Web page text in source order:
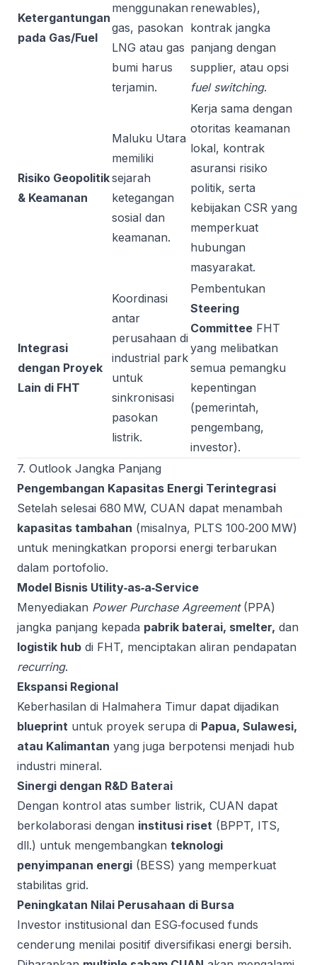
Ketergantungan
pada Gas/Fuel
menggunakan
gas, pasokan
LNG atau gas
bumi harus
terjamin.
renewables),
kontrak jangka
panjang dengan
supplier, atau opsi
fuel switching.
Risiko Geopolitik
& Keamanan
Maluku Utara
memiliki
sejarah
ketegangan
sosial dan
keamanan.
Kerja sama dengan
otoritas keamanan
lokal, kontrak
asuransi risiko
politik, serta
kebijakan CSR yang
memperkuat
hubungan
masyarakat.
Integrasi
dengan Proyek
Lain di FHT
Koordinasi
antar
perusahaan di
industrial park
untuk
sinkronisasi
pasokan
listrik.
Pembentukan
Steering
Committee FHT
yang melibatkan
semua pemangku
kepentingan
(pemerintah,
pengembang,
investor).
7. Outlook Jangka Panjang
Pengembangan Kapasitas Energi Terintegrasi
Setelah selesai 680 MW, CUAN dapat menambah
kapasitas tambahan (misalnya, PLTS 100‑200 MW)
untuk meningkatkan proporsi energi terbarukan
dalam portofolio.
Model Bisnis Utility‑as‑a‑Service
Menyediakan Power Purchase Agreement(PPA)
jangka panjang kepada pabrik baterai, smelter, dan
logistik hub di FHT, menciptakan aliran pendapatan
recurring.
Ekspansi Regional
Keberhasilan di Halmahera Timur dapat dijadikan
blueprint untuk proyek serupa di Papua, Sulawesi,
atau Kalimantan yang juga berpotensi menjadi hub
industri mineral.
Sinergi dengan R&D Baterai
Dengan kontrol atas sumber listrik, CUAN dapat
berkolaborasi dengan institusi riset (BPPT, ITS,
dll.) untuk mengembangkan teknologi
penyimpanan energi (BESS) yang memperkuat
stabilitas grid.
Peningkatan Nilai Perusahaan di Bursa
Investor institusional dan ESG‑focused funds
cenderung menilai positif diversifikasi energi bersih.